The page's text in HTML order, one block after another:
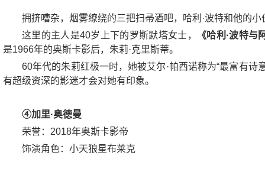
拥挤嘈杂，烟雾缭绕的三把扫帚酒吧，哈利·波特和他的
这里的主人是40岁上下的罗斯默塔女士，
《哈利·波特与
是1966年的奥斯卡影后，朱莉·克里斯蒂。
60年代的朱莉红极一时，她被艾尔·帕西诺称为“最富有
有超级资深的影迷才会对她有印象。
④加里·奥德曼
荣誉：2018年奥斯卡影帝
饰演角色：小天狼星布莱克